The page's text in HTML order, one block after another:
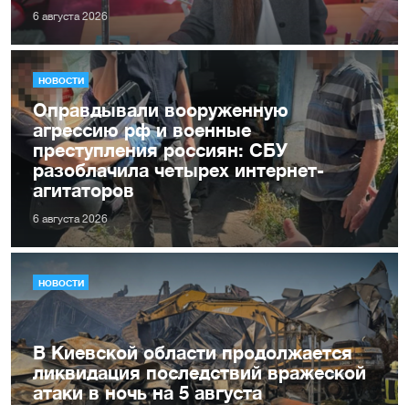
6 августа 2026
НОВОСТИ
Оправдывали вооруженную
агрессию рф и военные
преступления россиян: СБУ
разоблачила четырех интернет-
агитаторов
6 августа 2026
НОВОСТИ
В Киевской области продолжается
ликвидация последствий вражеской
атаки в ночь на 5 августа